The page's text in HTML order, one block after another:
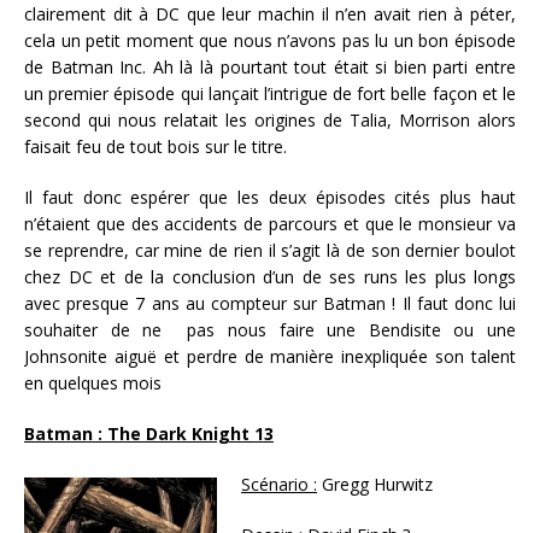
clairement dit à DC que leur machin il n’en avait rien à péter,
cela un petit moment que nous n’avons pas lu un bon épisode
de Batman Inc. Ah là là pourtant tout était si bien parti entre
un premier épisode qui lançait l’intrigue de fort belle façon et le
second qui nous relatait les origines de Talia, Morrison alors
faisait feu de tout bois sur le titre.
Il faut donc espérer que les deux épisodes cités plus haut
n’étaient que des accidents de parcours et que le monsieur va
se reprendre, car mine de rien il s’agit là de son dernier boulot
chez DC et de la conclusion d’un de ses runs les plus longs
avec presque 7 ans au compteur sur Batman ! Il faut donc lui
souhaiter de ne pas nous faire une Bendisite ou une
Johnsonite aiguë et perdre de manière inexpliquée son talent
en quelques mois
Batman : The Dark Knight 13
Scénario : Gregg Hurwitz